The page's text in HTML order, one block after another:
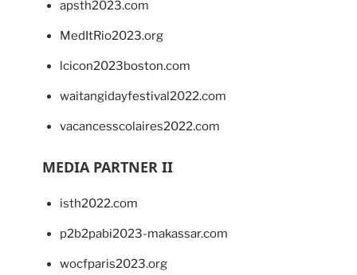
apsth2023.com
MedItRio2023.org
lcicon2023boston.com
waitangidayfestival2022.com
vacancesscolaires2022.com
MEDIA PARTNER II
isth2022.com
p2b2pabi2023-makassar.com
wocfparis2023.org